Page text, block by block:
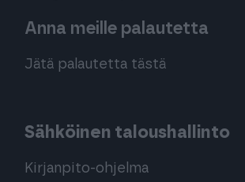
Anna meille palautetta
Jätä palautetta tästä
Sähköinen taloushallinto
Kirjanpito-ohjelma